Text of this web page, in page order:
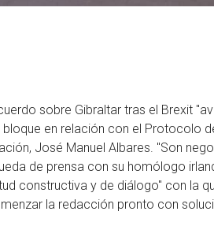
sobre Gibraltar tras el Brexit
en relación con el Protocolo
José Manuel Albares. "Son
de prensa con su homólogo
constructiva y de diálogo" con la
la redacción pronto con